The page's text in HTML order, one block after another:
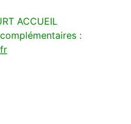
ACCUEIL
: